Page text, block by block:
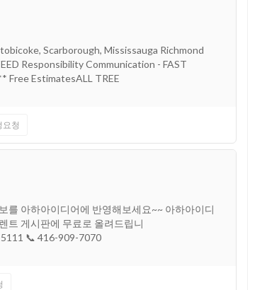
Scarborough, Mississauga Richmond
Responsibility Communication - FAST
Free EstimatesALL TREE
요청
를 아하아이디어에 반영해보세요~~ 아하아이디
트 게시판에 무료로 올려드립니
📞 416-909-7070